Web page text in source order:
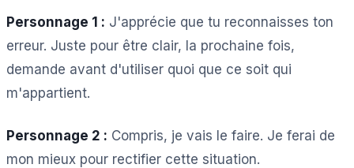
Personnage 1 : J'apprécie que tu reconnaisses ton
erreur. Juste pour être clair, la prochaine fois,
demande avant d'utiliser quoi que ce soit qui
m'appartient.
Personnage 2 : Compris, je vais le faire. Je ferai de
mon mieux pour rectifier cette situation.